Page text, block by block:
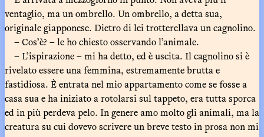
ventaglio, ma un ombrello. Un ombrello, a detta sua,
originale giapponese. Dietro di lei trotterellava un cagnolino.
– Cos’è? – le ho chiesto osservando l’animale.
– L’ispirazione – mi ha detto, ed è uscita. Il cagnolino si è
rivelato essere una femmina, estremamente brutta e
fastidiosa. È entrata nel mio appartamento come se fosse a
casa sua e ha iniziato a rotolarsi sul tappeto, era tutta sporca
ed in più perdeva pelo. In genere amo molto gli animali, ma la
creatura su cui dovevo scrivere un breve testo in prosa non mi